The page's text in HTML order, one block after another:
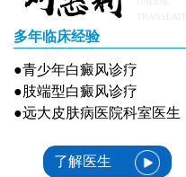
多年临床经验
●青少年白癜风诊疗
●肢端型白癜风诊疗
●远大皮肤病医院科室医生
了解医生